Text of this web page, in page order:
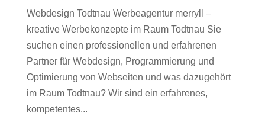
Webdesign Todtnau Werbeagentur merryll –
kreative Werbekonzepte im Raum Todtnau Sie
suchen einen professionellen und erfahrenen
Partner für Webdesign, Programmierung und
Optimierung von Webseiten und was dazugehört
im Raum Todtnau? Wir sind ein erfahrenes,
kompetentes...